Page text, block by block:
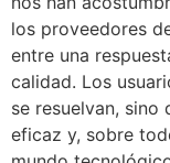
los proveedores
entre una
calidad. Los
se resuelvan, sino
eficaz y, sobre